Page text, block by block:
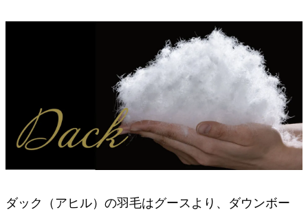
ダック（アヒル）の羽毛はグースより、ダウンボー